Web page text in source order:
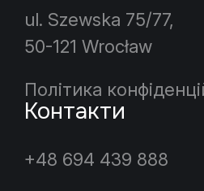
ul. Szewska 75/77,
50-121 Wrocław
Політика
Контакти
+48 694 439 888